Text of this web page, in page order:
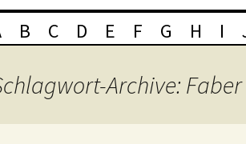
B C D E F G H I
Archive: Faber